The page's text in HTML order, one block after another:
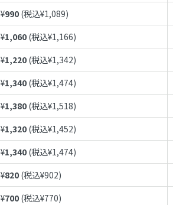
¥990 (税込¥1,089)
¥1,060 (税込¥1,166)
¥1,220 (税込¥1,342)
¥1,340 (税込¥1,474)
¥1,380 (税込¥1,518)
¥1,320 (税込¥1,452)
¥1,340 (税込¥1,474)
¥820 (税込¥902)
¥700 (税込¥770)